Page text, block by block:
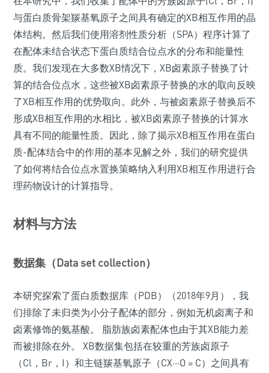
与蛋白质骨架羰基氧原子之间具有确定的XB相互作用的晶
体结构。然后我们使用溶剂性质分析（SPA）程序计算了
在配体未结合状态下蛋白质结合位点水的分布和能量性
质。我们发现在大多数XB情况下，XB卤素原子替换了计
算的结合位点水，这些被XB卤素原子替换的水的取向反映
了XB相互作用的优势取向。此外，与被卤素原子替换后不
形成XB相互作用的水相比，被XB卤素原子替换的计算水
具有不同的能量性质。因此，除了揭示XB相互作用在蛋白
质-配体结合中的作用的基本见解之外，我们的研究提供
了如何将结合位点水置换策略纳入利用XB相互作用进行合
理药物设计的计算指导。
材料与方法
数据集（Data set collection）
本研究探索了蛋白质数据库（PDB）（2018年9月），我
们排除了未归类为小分子配体的部分，例如无机卤离子和
卤素修饰的氨基酸。 脂肪族卤素配体也由于其XB能力差
而被排除在外。 XB数据集包括在较重的芳族卤原子
（Cl，Br，I）和主链羰基氧原子（CX···O = C）之间具有